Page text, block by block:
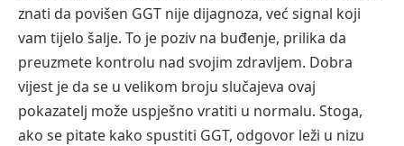
znati da povišen GGT nije dijagnoza, već signal koji
vam tijelo šalje. To je poziv na buđenje, prilika da
preuzmete kontrolu nad svojim zdravljem. Dobra
vijest je da se u velikom broju slučajeva ovaj
pokazatelj može uspješno vratiti u normalu. Stoga,
ako se pitate kako spustiti GGT, odgovor leži u nizu